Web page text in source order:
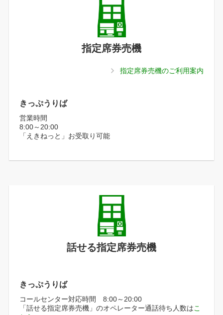
指定席券売機
指定席券売機のご利用案内
きっぷうりば
営業時間
8:00～20:00
「えきねっと」お受取り可能
話せる指定席券売機
きっぷうりば
コールセンター対応時間 8:00～20:00
「話せる指定席券売機」のオペレーター通話待ち人数はこ